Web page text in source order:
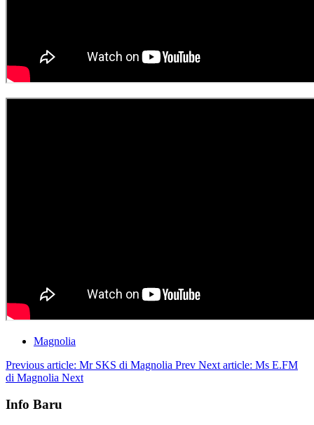
Magnolia
Previous article: Mr SKS di Magnolia Prev Next article: Ms E.FM
di Magnolia Next
Info Baru